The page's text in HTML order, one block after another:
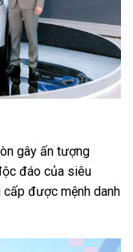
gây ấn tượng
đáo của siêu
cấp được mệnh danh